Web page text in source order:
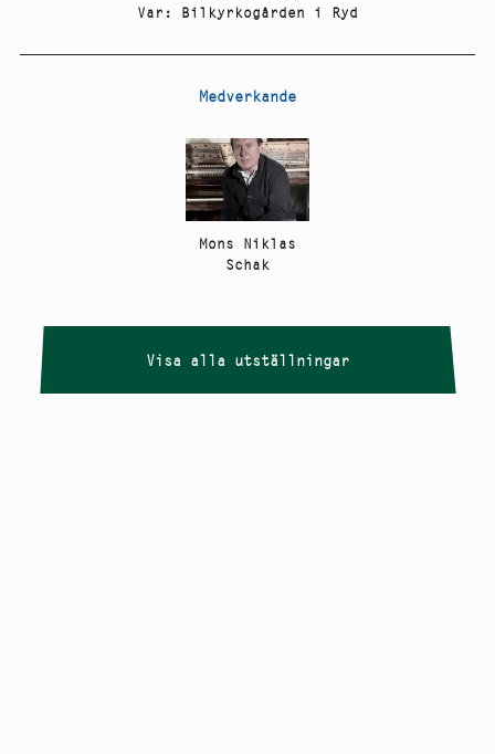
Var : Bilkyrkogården i Ryd
Medverkande
Mons Niklas
Schak
Visa alla utställningar